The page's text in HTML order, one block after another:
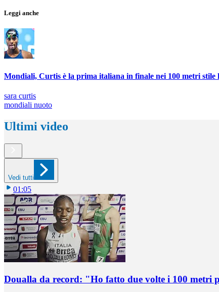
Leggi anche
Mondiali, Curtis è la prima italiana in finale nei 100 metri stile
sara curtis
mondiali nuoto
Ultimi video
Vedi tutti
01:05
Doualla da record: "Ho fatto due volte i 100 metri